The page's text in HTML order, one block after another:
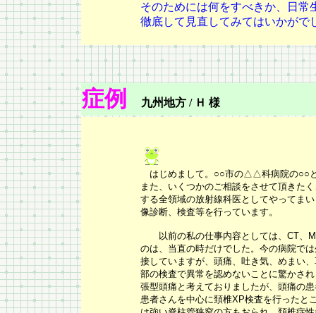
そのためには何をすべきか、日常
徹底して見直してみてはいかがで
症例 九州地方 / Ｈ 様
はじめまして。○○市の△△科病院の○○と
また、いくつかのご相談をさせて頂きた
する全領域の放射線科医としてやってま
像診断、検査等を行っています。
以前の私の仕事内容としては、CT、
のは、当直の時だけでした。今の病院で
接していますが、頭痛、吐き気、めまい
部の検査で異常を認めないことに驚かさ
張型頭痛と考えておりましたが、頭痛の
患者さんを中心に頚椎XP検査を行ったと